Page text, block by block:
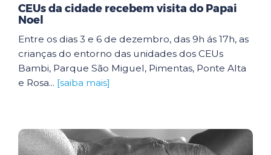
CEUs da cidade recebem visita do Papai
Noel
Entre os dias 3 e 6 de dezembro, das 9h ás 17h, as
crianças do entorno das unidades dos CEUs
Bambi, Parque São Miguel, Pimentas, Ponte Alta
e Rosa... [saiba mais]